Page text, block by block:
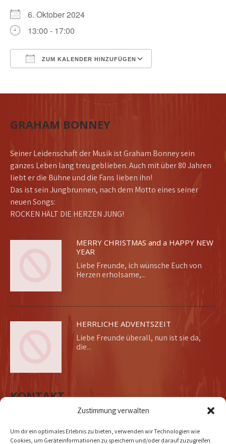
Zustimmung verwalten
Um dir ein optimales Erlebnis zu bieten, verwenden wir Technologien wie
Cookies, um Geräteinformationen zu speichern und/oder darauf zuzugreifen.
6. Oktober 2024
13:00 - 17:00
ZUM KALENDER HINZUFÜGEN
GRAHAM BONNEY
Seiner Leidenschaft der Musik ist Graham Bonney sein
ganzes Leben lang treu geblieben. Auch mit über 80 Jahren
liebt er die Bühne und die Fans lieben ihn!
Das ist sein Jungbrunnen, nach dem Motto eines seiner
neuen Songs:
ROCKEN HÄLT DIE HERZEN JUNG!
MERRY CHRISTMAS and a HAPPY NEW
YEAR
Liebe Freunde, ich wünsche Euch von
Herzen erholsame,...
HERRLICHE ADVENTSZEIT
Liebe Freunde überall, nun ist sie da,
die...
KONTAKT